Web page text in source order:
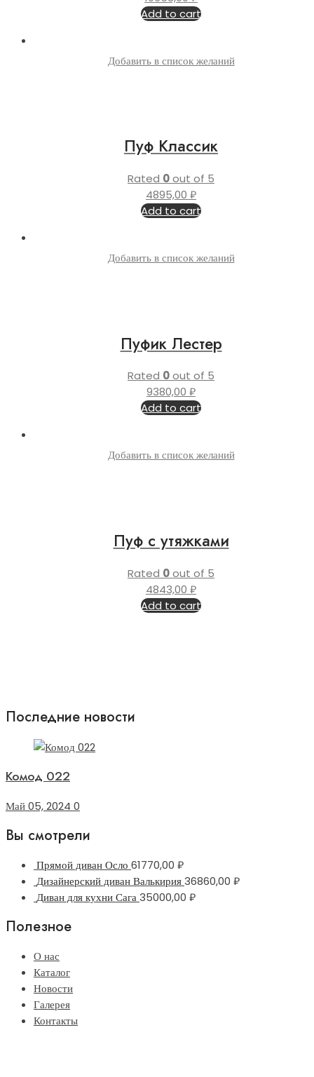
Add to cart
Добавить в список желаний
Пуф Классик
Rated 0out of 5
4895,00 ₽
Add to cart
Добавить в список желаний
Пуфик Лестер
Rated 0out of 5
9380,00 ₽
Add to cart
Добавить в список желаний
Пуф с утяжками
Rated 0out of 5
4843,00 ₽
Add to cart
Последние новости
Комод 022
Май 05, 2024 0
Вы смотрели
Прямой диван Осло 61770,00 ₽
Дизайнерский диван Валькирия36860,00 ₽
Диван для кухни Сага35000,00 ₽
Полезное
О нас
Каталог
Новости
Галерея
Контакты